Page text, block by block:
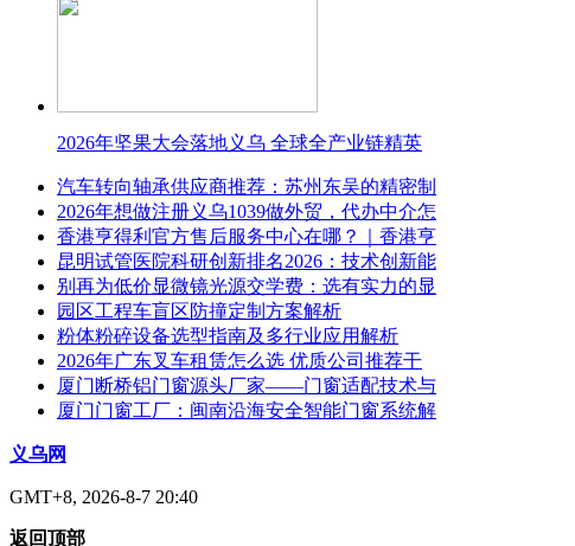
2026年坚果大会落地义乌 全球全产业链精英
汽车转向轴承供应商推荐：苏州东吴的精密制
2026年想做注册义乌1039做外贸，代办中介怎
香港亨得利官方售后服务中心在哪？｜香港亨
昆明试管医院科研创新排名2026：技术创新能
别再为低价显微镜光源交学费：选有实力的显
园区工程车盲区防撞定制方案解析
粉体粉碎设备选型指南及多行业应用解析
2026年广东叉车租赁怎么选 优质公司推荐干
厦门断桥铝门窗源头厂家——门窗适配技术与
厦门门窗工厂：闽南沿海安全智能门窗系统解
义乌网
GMT+8, 2026-8-7 20:40
返回顶部